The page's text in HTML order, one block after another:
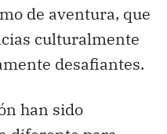
de aventura, que
culturalmente
desafiantes.
han sido